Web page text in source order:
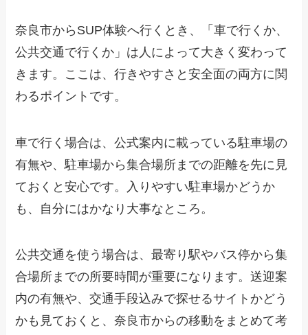
奈良市からSUP体験へ行くとき、「車で行くか、
公共交通で行くか」は人によって大きく変わって
きます。ここは、行きやすさと安全面の両方に関
わるポイントです。
車で行く場合は、公式案内に載っている駐車場の
有無や、駐車場から集合場所までの距離を先に見
ておくと安心です。入りやすい駐車場かどうか
も、自分にはかなり大事なところ。
公共交通を使う場合は、最寄り駅やバス停から集
合場所までの所要時間が重要になります。送迎案
内の有無や、交通手段込みで探せるサイトかどう
かも見ておくと、奈良市からの移動をまとめて考